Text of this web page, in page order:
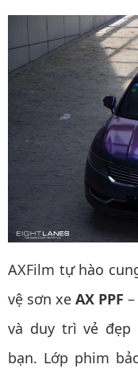
AXFilm tự hào
vệ sơn xeAX PPF
và duy trì vẻ đẹp
bạn. Lớp phim